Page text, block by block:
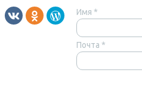
Имя *
Почта *